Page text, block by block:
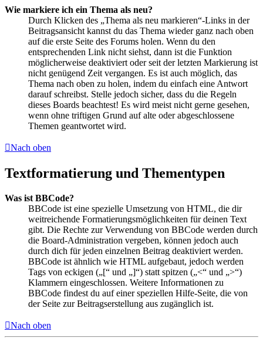
Wie markiere ich ein Thema als neu?
Durch Klicken des „Thema als neu markieren“-Links in der
Beitragsansicht kannst du das Thema wieder ganz nach oben
auf die erste Seite des Forums holen. Wenn du den
entsprechenden Link nicht siehst, dann ist die Funktion
möglicherweise deaktiviert oder seit der letzten Markierung ist
nicht genügend Zeit vergangen. Es ist auch möglich, das
Thema nach oben zu holen, indem du einfach eine Antwort
darauf schreibst. Stelle jedoch sicher, dass du die Regeln
dieses Boards beachtest! Es wird meist nicht gerne gesehen,
wenn ohne triftigen Grund auf alte oder abgeschlossene
Themen geantwortet wird.
Nach oben
Textformatierung und Thementypen
Was ist BBCode?
BBCode ist eine spezielle Umsetzung von HTML, die dir
weitreichende Formatierungsmöglichkeiten für deinen Text
gibt. Die Rechte zur Verwendung von BBCode werden durch
die Board-Administration vergeben, können jedoch auch
durch dich für jeden einzelnen Beitrag deaktiviert werden.
BBCode ist ähnlich wie HTML aufgebaut, jedoch werden
Tags von eckigen („[“ und „]“) statt spitzen („<“ und „>“)
Klammern eingeschlossen. Weitere Informationen zu
BBCode findest du auf einer speziellen Hilfe-Seite, die von
der Seite zur Beitragserstellung aus zugänglich ist.
Nach oben